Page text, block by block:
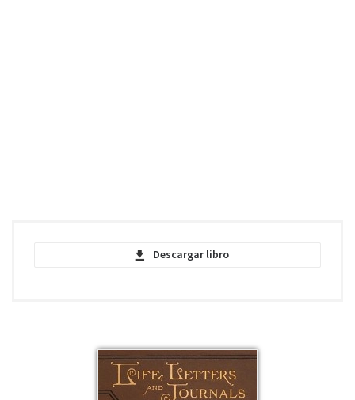
Descargar libro
Silver Pitchers - Louisa May Alcott - EPUB
epub | 425.81 KB | 427 descargas